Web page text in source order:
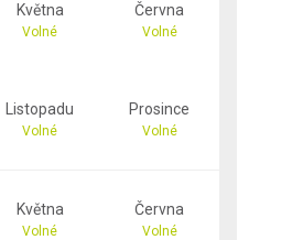
Května
Volné
Června
Volné
Listopadu
Volné
Prosince
Volné
Května
Volné
Června
Volné